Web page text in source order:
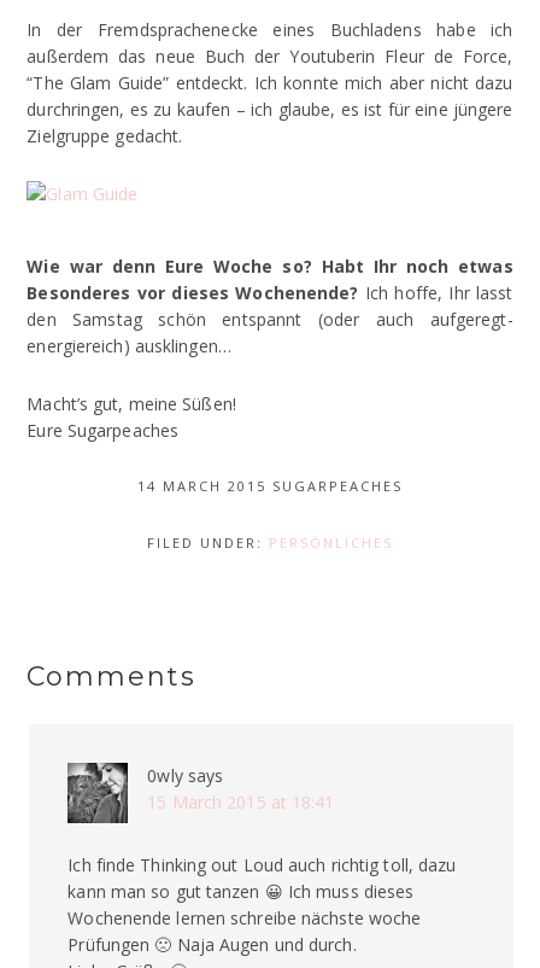
In der Fremdsprachenecke eines Buchladens habe ich
außerdem das neue Buch der Youtuberin Fleur de Force,
“The Glam Guide” entdeckt. Ich konnte mich aber nicht dazu
durchringen, es zu kaufen – ich glaube, es ist für eine jüngere
Zielgruppe gedacht.
Wie war denn Eure Woche so? Habt Ihr noch etwas
Besonderes vor dieses Wochenende? Ich hoffe, Ihr lasst
den Samstag schön entspannt (oder auch aufgeregt-
energiereich) ausklingen…
Macht’s gut, meine Süßen!
Eure Sugarpeaches
14 MARCH 2015 SUGARPEACHES
FILED UNDER: PERSÖNLICHES
Comments
0wly says
15 March 2015 at 18:41
Ich finde Thinking out Loud auch richtig toll, dazu
kann man so gut tanzen 😀 Ich muss dieses
Wochenende lernen schreibe nächste woche
Prüfungen 🙁 Naja Augen und durch.